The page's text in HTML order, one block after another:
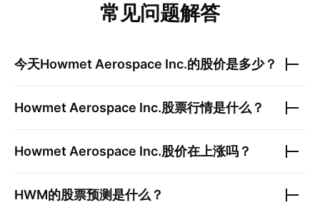
常见问题解答
今天Howmet Aerospace Inc.的股价是多少？
Howmet Aerospace Inc.股票行情是什么？
Howmet Aerospace Inc.股价在上涨吗？
HWM的股票预测是什么？